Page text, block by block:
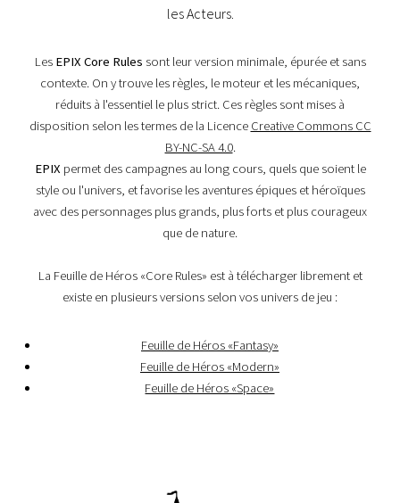
les Acteurs.
Les EPIX Core Rules sont leur version minimale, épurée et sans
contexte. On y trouve les règles, le moteur et les mécaniques,
réduits à l'essentiel le plus strict. Ces règles sont mises à
disposition selon les termes de la Licence Creative Commons CC
BY-NC-SA 4.0.
EPIX permet des campagnes au long cours, quels que soient le
style ou l'univers, et favorise les aventures épiques et héroïques
avec des personnages plus grands, plus forts et plus courageux
que de nature.
La Feuille de Héros «Core Rules» est à télécharger librement et
existe en plusieurs versions selon vos univers de jeu :
Feuille de Héros «Fantasy»
Feuille de Héros «Modern»
Feuille de Héros «Space»